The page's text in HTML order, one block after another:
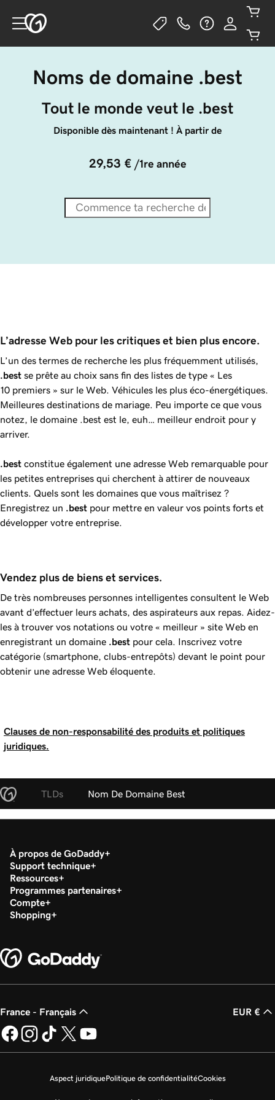
Noms de domaine .best
Tout le monde veut le .best
Disponible dès maintenant ! À partir de
29,53 € /1re année
L’adresse Web pour les critiques et bien plus encore.
L’un des termes de recherche les plus fréquemment utilisés,
.best se prête au choix sans fin des listes de type « Les
10 premiers » sur le Web. Véhicules les plus éco-énergétiques.
Meilleures destinations de mariage. Peu importe ce que vous
notez, le domaine .best est le, euh… meilleur endroit pour y
arriver.
.best constitue également une adresse Web remarquable pour
les petites entreprises qui cherchent à attirer de nouveaux
clients. Quels sont les domaines que vous maîtrisez ?
Enregistrez un .best pour mettre en valeur vos points forts et
développer votre entreprise.
Vendez plus de biens et services.
De très nombreuses personnes intelligentes consultent le Web
avant d’effectuer leurs achats, des aspirateurs aux repas. Aidez-
les à trouver vos notations ou votre « meilleur » site Web en
enregistrant un domaine .best pour cela. Inscrivez votre
catégorie (smartphone, clubs-entrepôts) devant le point pour
obtenir une adresse Web éloquente.
Clauses de non-responsabilité des produits et politiques
juridiques.
TLDs Nom De Domaine Best
À propos de GoDaddy
Support technique
Ressources
Programmes partenaires
Compte
Shopping
France - Français EUR €
Aspect juridiquePolitique de confidentialitéCookies